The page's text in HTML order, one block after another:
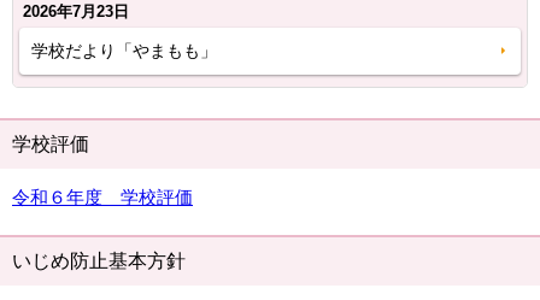
2026年7月23日
学校だより「やまもも」
学校評価
令和６年度 学校評価
いじめ防止基本方針